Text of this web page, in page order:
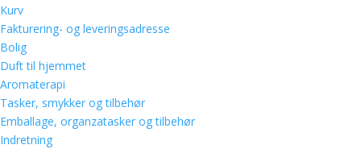
Kurv
Fakturering- og leveringsadresse
Bolig
Duft til hjemmet
Aromaterapi
Tasker, smykker og tilbehør
Emballage, organzatasker og tilbehør
Indretning